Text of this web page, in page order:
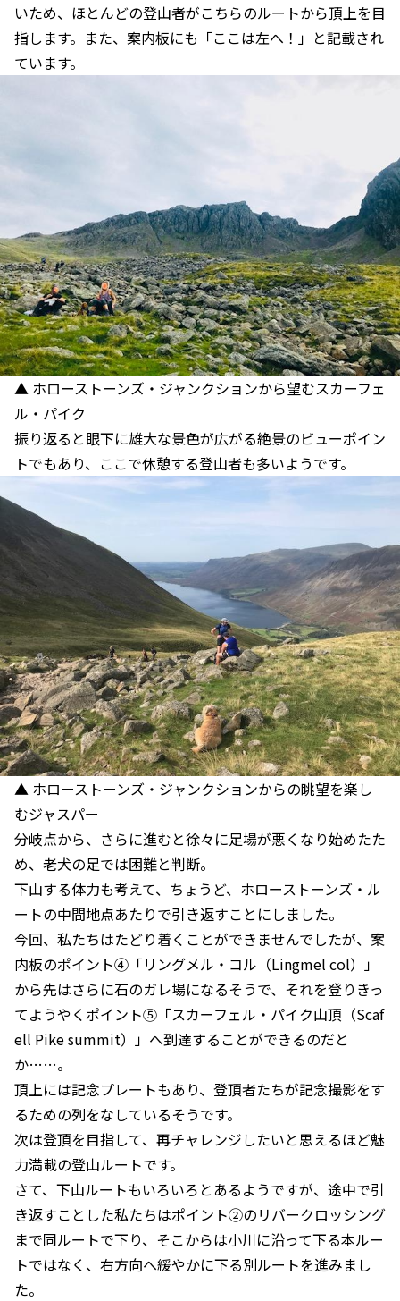
いため、ほとんどの登山者がこちらのルートから頂上を目
指します。また、案内板にも「ここは左へ！」と記載され
ています。
▲ ホローストーンズ・ジャンクションから望むスカーフェ
ル・パイク
振り返ると眼下に雄大な景色が広がる絶景のビューポイン
トでもあり、ここで休憩する登山者も多いようです。
▲ ホローストーンズ・ジャンクションからの眺望を楽し
むジャスパー
分岐点から、さらに進むと徐々に足場が悪くなり始めたた
め、老犬の足では困難と判断。
下山する体力も考えて、ちょうど、ホローストーンズ・ル
ートの中間地点あたりで引き返すことにしました。
今回、私たちはたどり着くことができませんでしたが、案
内板のポイント④「リングメル・コル（Lingmel col）」
から先はさらに石のガレ場になるそうで、それを登りきっ
てようやくポイント⑤「スカーフェル・パイク山頂（Scaf
ell Pike summit）」へ到達することができるのだと
か……。
頂上には記念プレートもあり、登頂者たちが記念撮影をす
るための列をなしているそうです。
次は登頂を目指して、再チャレンジしたいと思えるほど魅
力満載の登山ルートです。
さて、下山ルートもいろいろとあるようですが、途中で引
き返すことした私たちはポイント②のリバークロッシング
まで同ルートで下り、そこからは小川に沿って下る本ルー
トではなく、右方向へ緩やかに下る別ルートを進みまし
た。